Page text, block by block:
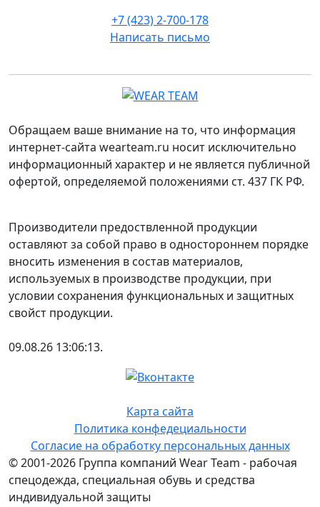
+7 (423) 2-700-178
Написать письмо
Обращаем ваше внимание на то, что информация
интернет-сайта wearteam.ru носит исключительно
информационный характер и не является публичной
офертой, определяемой положениями ст. 437 ГК РФ.
Производители предоствленной продукции
оставляют за собой право в одностороннем порядке
вносить изменения в состав материалов,
используемых в производстве продукции, при
условии сохранения функциональных и защитных
свойст продукции.
09.08.26 13:06:13.
Карта сайта
Политика конфедециальности
Согласие на обработку персональных данных
© 2001-2026 Группа компаний Wear Team - рабочая
спецодежда, специальная обувь и средства
индивидуальной защиты